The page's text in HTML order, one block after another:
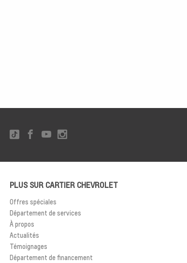
PLUS SUR CARTIER CHEVROLET
Offres spéciales
Département de services
À propos
Actualités
Témoignages
Département de financement